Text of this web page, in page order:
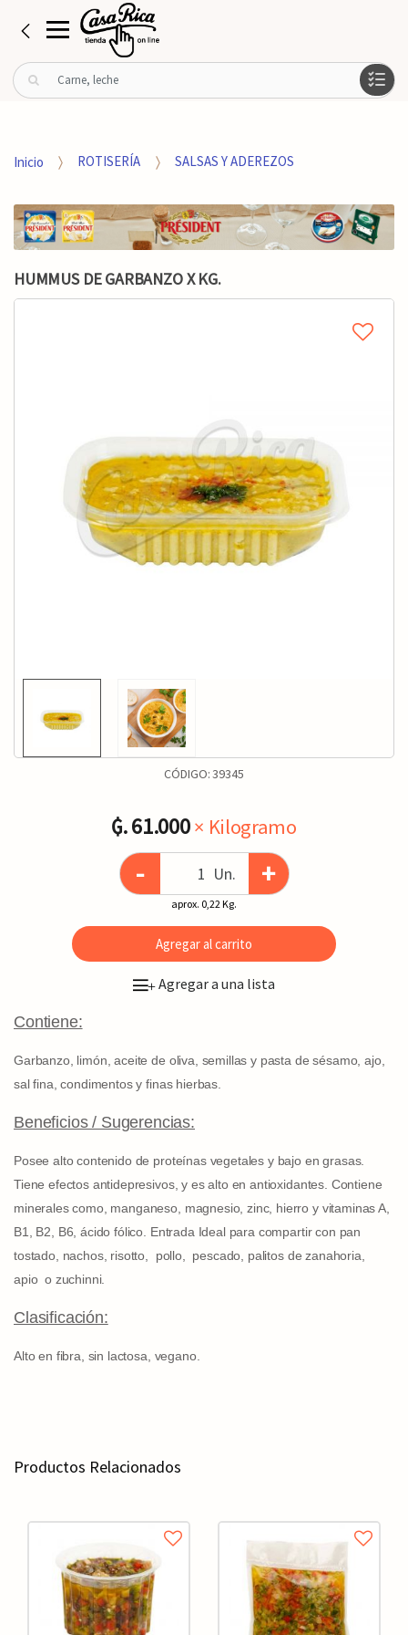
B
u
r
o
r
:
Inicio ROTISERÍA SALSAS Y ADEREZOS
HUMMUS DE GARBANZO X KG.
CÓDIGO:39345
₲. 61.000× Kilogramo
- Un. +
aprox. 0,22 Kg.
Agregar al carrito
+Agregar a una lista
Contiene:
Garbanzo, limón, aceite de oliva, semillas y pasta de sésamo, ajo,
sal fina, condimentos y finas hierbas.
Beneficios / Sugerencias:
Posee alto contenido de proteínas vegetales y bajo en grasas.
Tiene efectos antidepresivos, y es alto en antioxidantes. Contiene
minerales como, manganeso, magnesio, zinc, hierro y vitaminas A,
B1, B2, B6, ácido fólico. Entrada Ideal para compartir con pan
tostado, nachos, risotto, pollo, pescado, palitos de zanahoria,
apio o zuchinni.
Clasificación:
Alto en fibra, sin lactosa, vegano.
Productos Relacionados